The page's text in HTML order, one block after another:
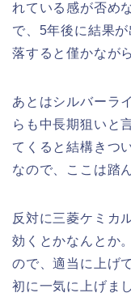
れている感が否め
で、5年後に結果
落すると僅かなが
あとはシルバーラ
らも中長期狙いと
てくると結構きつ
なので、ここは踏
反対に三菱ケミカ
効くとかなんとか
ので、適当に上げ
初に一気に上げま